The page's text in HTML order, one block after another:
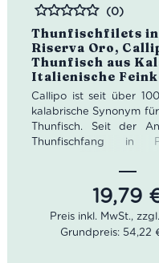
Thunfischfilets in
Riserva Oro,
Thunfisch aus
Italienische
Bewertet
(0)
Callipo ist seit über
kalabrische Synonym
Thunfisch. Seit der
Thunfischfang in
Giacinto Callipo das
Unternehmen. Da er
gehörten, der den
konservieren konnte,
aufwärts. 1926 berief
19,79
Grundpreis: 54,22